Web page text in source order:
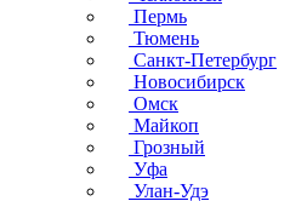
Пермь
Тюмень
Санкт-Петербург
Новосибирск
Омск
Майкоп
Грозный
Уфа
Улан-Удэ